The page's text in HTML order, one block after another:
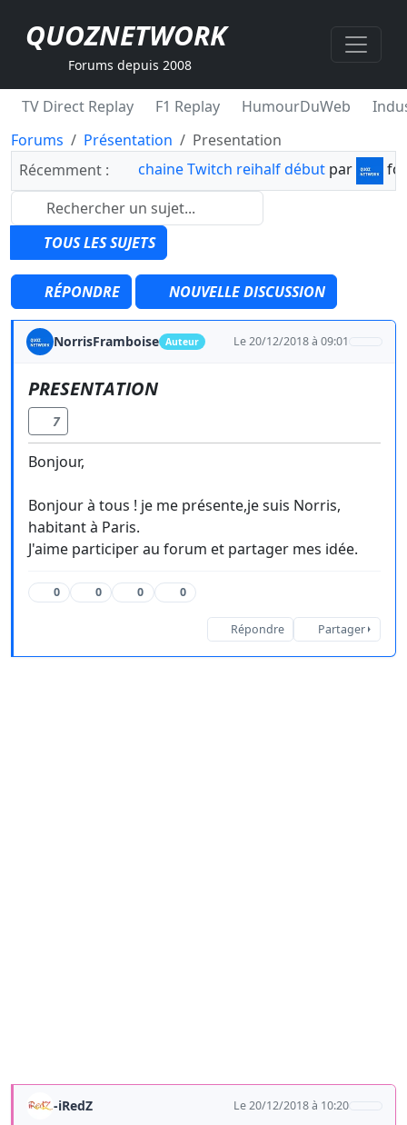
QUOZNETWORK
Forums depuis 2008
TV Direct Replay F1 Replay HumourDuWeb
Forums
Présentation
Presentation
Récemment :
chaine Twitch reihalf début par
TOUS LES SUJETS
RÉPONDRE NOUVELLE DISCUSSION
NorrisFramboise Auteur Le 20/12/2018 à 09:01
PRESENTATION
7
Bonjour,
Bonjour à tous ! je me présente,je suis Norris,
habitant à Paris.
J'aime participer au forum et partager mes idée.
0 0 0 0
Répondre Partager
-iRedZ Le 20/12/2018 à 10:20